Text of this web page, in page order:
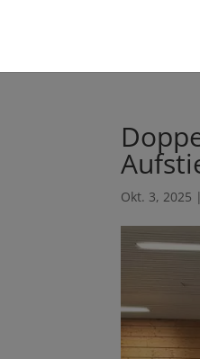
Okt. 3, 2025 |